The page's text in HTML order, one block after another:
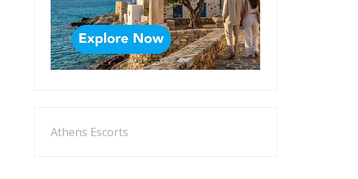
Athens Escorts